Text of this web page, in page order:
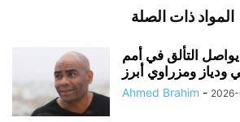
المواد ذات الصلة
التألق في أمم
Ahmed Brahim -